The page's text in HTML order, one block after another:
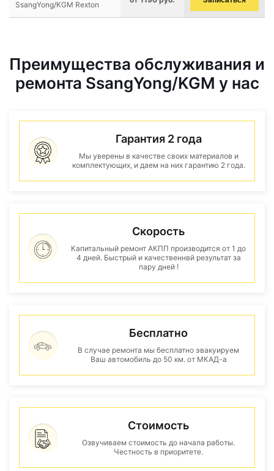
SsangYong/KGM Rexton
Преимущества обслуживания и
ремонта SsangYong/KGM у нас
Гарантия 2 года
Мы уверены в качестве своих материалов и
комплектующих, и даем на них гарантию 2 года.
Скорость
Капитальный ремонт АКПП производится от 1 до
4 дней. Быстрый и качественнвй результат за
пару дней !
Бесплатно
В случае ремонта мы бесплатно эвакуируем
Ваш автомобиль до 50 км. от МКАД-а
Стоимость
Озвучиваем стоимость до начала работы.
Честность в приоритете.